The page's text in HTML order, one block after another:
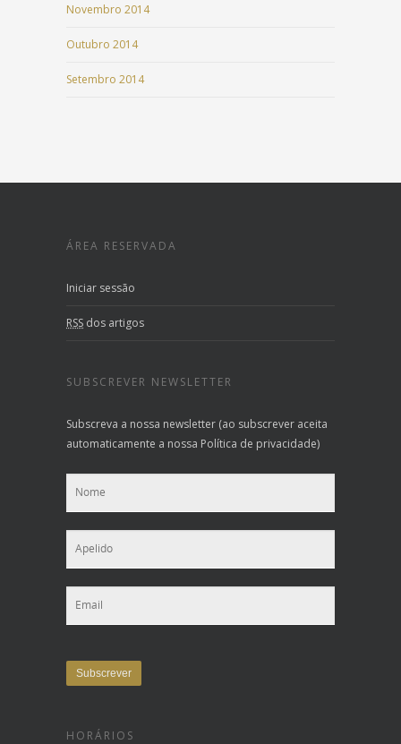
Novembro 2014
Outubro 2014
Setembro 2014
ÁREA RESERVADA
Iniciar sessão
RSS dos artigos
SUBSCREVER NEWSLETTER
Subscreva a nossa newsletter (ao subscrever aceita
automaticamente a nossa Política de privacidade)
HORÁRIOS